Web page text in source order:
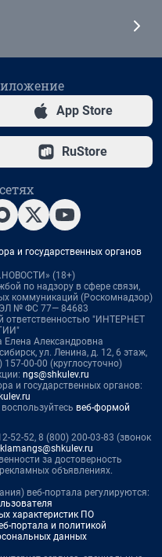
App Store
RuStore
и государственных органов
(18+)
по надзору в сфере связи,
коммуникаций (Роскомнадзор)
ЭЛ № ФС 77— 84683
ответственностью "ИНТЕРНЕТ
Елена Александровна
ул. Ленина, д. 12, 6 этаж,
00-00 (круглосуточно)
ngs@shkulev.ru
и государственных органов:
веб-формой
52-52, 8 (800) 200-03-83 (звонок
за достоверность
объявлениях.
веб-портала регулируются:
характеристик ПО
портала и политикой
данных